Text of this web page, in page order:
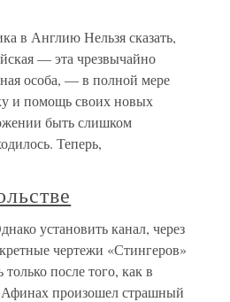
в Англию Нельзя сказать,
— эта чрезвычайно
особа, — в полной мере
и помощь своих новых
быть слишком
Теперь,
установить канал, через
чертежи «Стингеров»
после того, как в
Афинах произошел страшный